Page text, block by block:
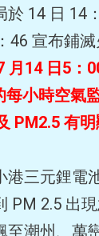
於 14 日 14
46 宣布鋪
月14 日5：
每小時空氣
PM2.5 有
港三元鋰電
PM 2.5 出
潮州、萬